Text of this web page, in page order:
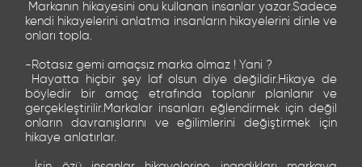
Markanın hikayesini onu kullanan insanlar yazar.Sadece
kendi hikayelerini anlatma insanların hikayelerini dinle ve
onları topla.
-Rotasız gemi amaçsız marka olmaz ! Yani ?
Hayatta hiçbir şey laf olsun diye değildir.Hikaye de
böyledir bir amaç etrafında toplanır planlanır ve
gerçekleştirilir.Markalar insanları eğlendirmek için değil
onların davranışlarını ve eğilimlerini değiştirmek için
hikaye anlatırlar.